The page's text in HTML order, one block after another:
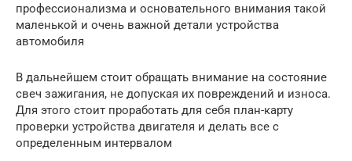
профессионализма и основательного внимания такой
маленькой и очень важной детали устройства
автомобиля
В дальнейшем стоит обращать внимание на состояние
свеч зажигания, не допуская их повреждений и износа.
Для этого стоит проработать для себя план-карту
проверки устройства двигателя и делать все с
определенным интервалом